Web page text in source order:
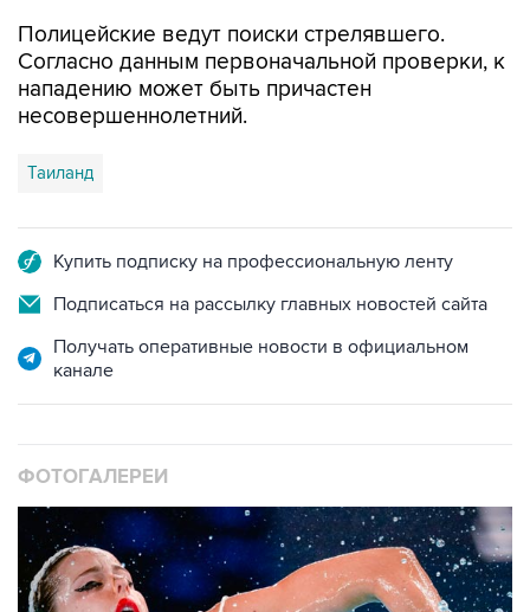
Полицейские ведут поиски стрелявшего.
Согласно данным первоначальной проверки, к
нападению может быть причастен
несовершеннолетний.
Таиланд
Купить подписку на профессиональную ленту
Подписаться на рассылку главных новостей сайта
Получать оперативные новости в официальном
канале
ФОТОГАЛЕРЕИ